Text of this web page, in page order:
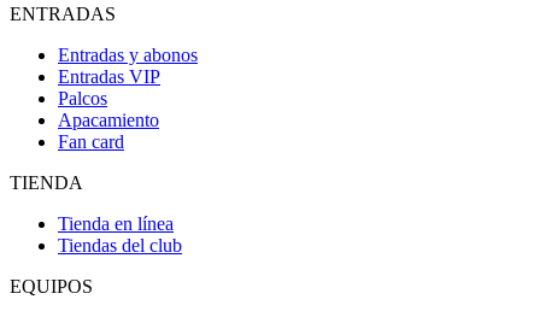
ENTRADAS
Entradas y abonos
Entradas VIP
Palcos
Apacamiento
Fan card
TIENDA
Tienda en línea
Tiendas del club
EQUIPOS